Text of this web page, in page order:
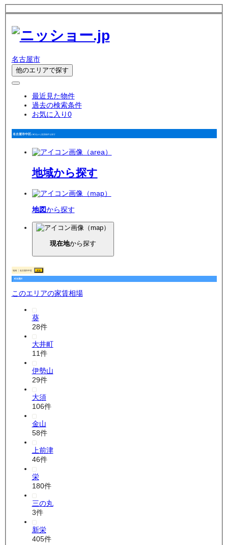
名古屋市
他のエリアで探す
最近見た物件
過去の検索条件
お気に入り0
名古屋市中区の町名から賃貸物件を探す
地域から探す
地図から探す
現在地から探す
地域 名古屋市中区 変更
町名選択
このエリアの家賃相場
葵
28件
大井町
11件
伊勢山
29件
大須
106件
金山
58件
上前津
46件
栄
180件
三の丸
3件
新栄
405件